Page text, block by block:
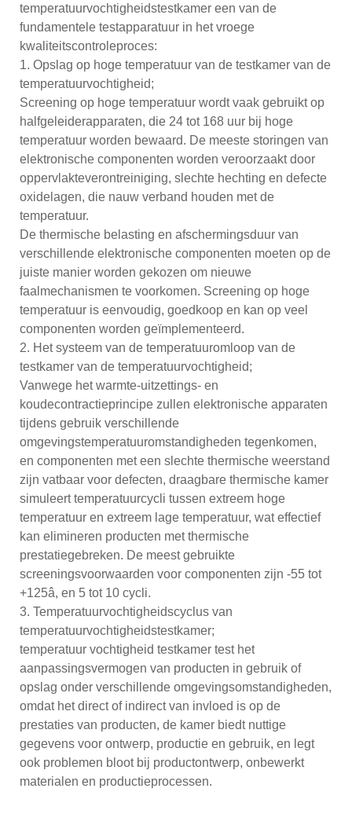
temperatuurvochtigheidstestkamer een van de
fundamentele testapparatuur in het vroege
kwaliteitscontroleproces:
1. Opslag op hoge temperatuur van de testkamer van de
temperatuurvochtigheid;
Screening op hoge temperatuur wordt vaak gebruikt op
halfgeleiderapparaten, die 24 tot 168 uur bij hoge
temperatuur worden bewaard. De meeste storingen van
elektronische componenten worden veroorzaakt door
oppervlakteverontreiniging, slechte hechting en defecte
oxidelagen, die nauw verband houden met de
temperatuur.
De thermische belasting en afschermingsduur van
verschillende elektronische componenten moeten op de
juiste manier worden gekozen om nieuwe
faalmechanismen te voorkomen. Screening op hoge
temperatuur is eenvoudig, goedkoop en kan op veel
componenten worden geïmplementeerd.
2. Het systeem van de temperatuuromloop van de
testkamer van de temperatuurvochtigheid;
Vanwege het warmte-uitzettings- en
koudecontractieprincipe zullen elektronische apparaten
tijdens gebruik verschillende
omgevingstemperatuuromstandigheden tegenkomen,
en componenten met een slechte thermische weerstand
zijn vatbaar voor defecten, draagbare thermische kamer
simuleert temperatuurcycli tussen extreem hoge
temperatuur en extreem lage temperatuur, wat effectief
kan elimineren producten met thermische
prestatiegebreken. De meest gebruikte
screeningsvoorwaarden voor componenten zijn -55 tot
+125â, en 5 tot 10 cycli.
3. Temperatuurvochtigheidscyclus van
temperatuurvochtigheidstestkamer;
temperatuur vochtigheid testkamer test het
aanpassingsvermogen van producten in gebruik of
opslag onder verschillende omgevingsomstandigheden,
omdat het direct of indirect van invloed is op de
prestaties van producten, de kamer biedt nuttige
gegevens voor ontwerp, productie en gebruik, en legt
ook problemen bloot bij productontwerp, onbewerkt
materialen en productieprocessen.